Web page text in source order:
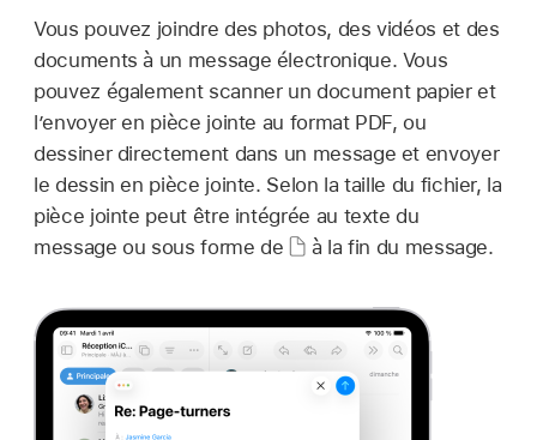
Vous pouvez joindre des photos, des vidéos et des
documents à un message électronique. Vous
pouvez également scanner un document papier et
l’envoyer en pièce jointe au format PDF, ou
dessiner directement dans un message et envoyer
le dessin en pièce jointe. Selon la taille du fichier, la
pièce jointe peut être intégrée au texte du
message ou sous forme de
à la fin du message.